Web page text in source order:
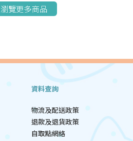
瀏覽更多商品
資料查詢
物流及配送政策
退款及退貨政策
自取點網絡